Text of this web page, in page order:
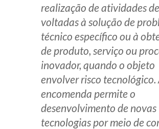
realização de atividades
voltadas à solução de
técnico específico ou à
de produto, serviço ou
inovador, quando o objeto
envolver risco tecnológico.
encomenda permite o
desenvolvimento de novas
tecnologias por meio de